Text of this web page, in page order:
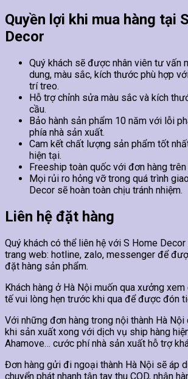
Quyền lợi khi mua hàng tại
Decor
Quý khách sẽ được nhân viên tư vấn
dung, màu sắc, kích thước phù hợp
trí treo.
Hỗ trợ chỉnh sửa màu sắc và kích
cầu.
Bảo hành sản phẩm 10 năm với lỗi
phía nhà sản xuất.
Cam kết chất lượng sản phẩm tốt
hiện tại.
Freeship toàn quốc với đơn hàng
Mọi rủi ro hỏng vỡ trong quá trình
Decor sẽ hoàn toàn chịu tránh nhiệm.
Liên hệ đặt hàng
Quý khách có thể liên hệ với S Home
trang web: hotline, zalo, messenger để
đặt hàng sản phẩm.
Khách hàng ở Hà Nội muốn qua xưởng
tế vui lòng hẹn trước khi qua để được đón
Với những đơn hàng trong nội thành Hà Nội
khi sản xuất xong với dịch vụ ship hàng
Ahamove… cước phí nhà sản xuất hỗ trợ
Đơn hàng gửi đi ngoại thành Hà Nội sẽ áp
chuyển phát nhanh tận tay thu COD, nhận